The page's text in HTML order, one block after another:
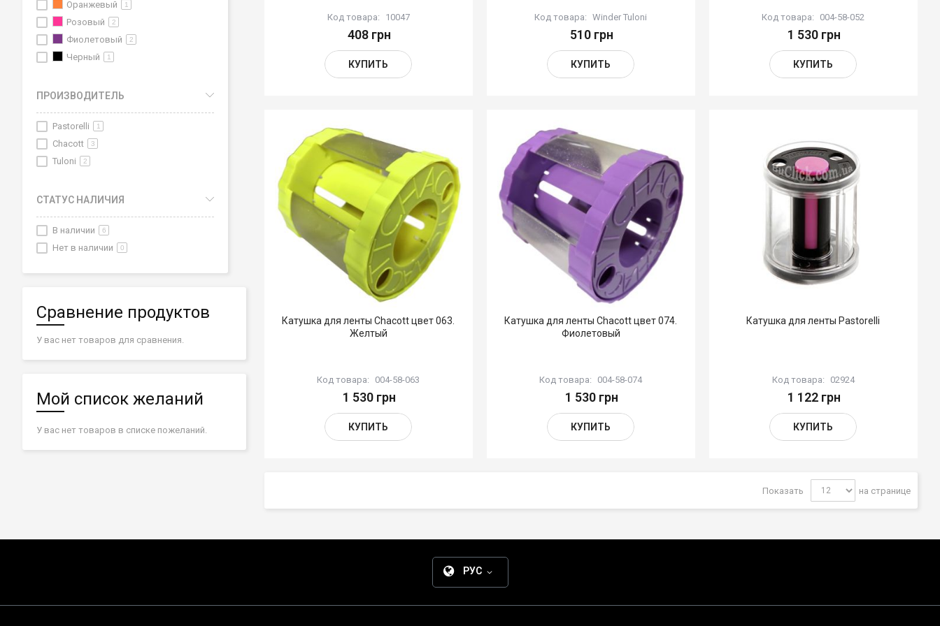
Код товара: 10047
408 грн
КУПИТЬ
Код товара: Winder Tuloni
510 грн
КУПИТЬ
Код товара: 004-58-052
1 530 грн
КУПИТЬ
Катушка для ленты Chacott цвет 063.
Желтый
Код товара: 004-58-063
1 530 грн
КУПИТЬ
Катушка для ленты Chacott цвет 074.
Фиолетовый
Код товара: 004-58-074
1 530 грн
КУПИТЬ
Катушка для ленты Pastorelli
Код товара: 02924
1 122 грн
КУПИТЬ
Показать на странице
Оранжевый 1
Розовый 2
Фиолетовый 2
Черный 1
ПРОИЗВОДИТЕЛЬ
Pastorelli 1
Chacott 3
Tuloni 2
СТАТУС НАЛИЧИЯ
В наличии 6
Нет в наличии 0
Сравнение продуктов
У вас нет товаров для сравнения.
Мой список желаний
У вас нет товаров в списке пожеланий.
РУС